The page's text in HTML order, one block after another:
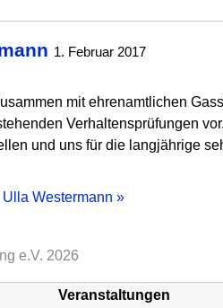
1. Februar 2017
mit ehrenamtlichen
Verhaltensprüfungen
und uns für die langjährige
Westermann »
e.V. 2026
Veranstaltungen